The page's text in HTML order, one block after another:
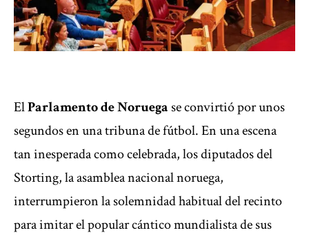
ElParlamento de Noruegase convirtió por unos
segundos en una tribuna de fútbol. En una escena
tan inesperada como celebrada, los diputados del
Storting, la asamblea nacional noruega,
interrumpieron la solemnidad habitual del recinto
para imitar el popular cántico mundialista de sus